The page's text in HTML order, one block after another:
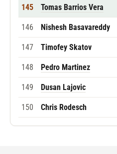
145 Tomas Barrios Vera
146 Nishesh Basavareddy
147 Timofey Skatov
148 Pedro Martinez
149 Dusan Lajovic
150 Chris Rodesch